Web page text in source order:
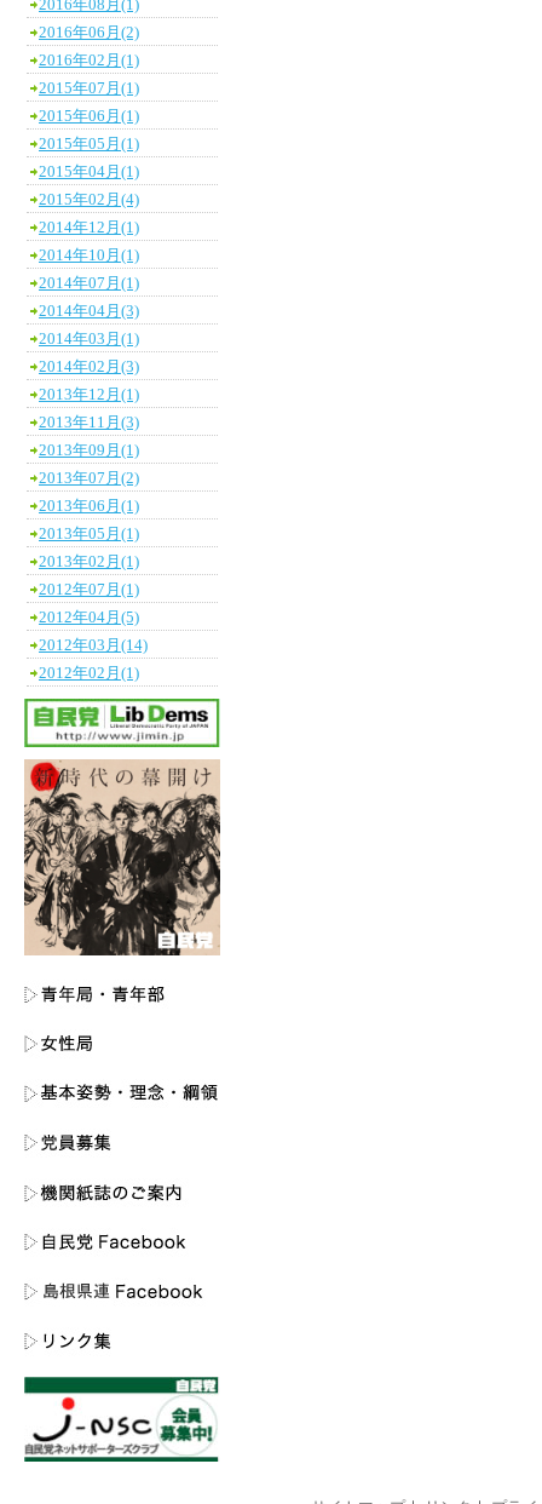
2016年08月(1)
2016年06月(2)
2016年02月(1)
2015年07月(1)
2015年06月(1)
2015年05月(1)
2015年04月(1)
2015年02月(4)
2014年12月(1)
2014年10月(1)
2014年07月(1)
2014年04月(3)
2014年03月(1)
2014年02月(3)
2013年12月(1)
2013年11月(3)
2013年09月(1)
2013年07月(2)
2013年06月(1)
2013年05月(1)
2013年02月(1)
2012年07月(1)
2012年04月(5)
2012年03月(14)
2012年02月(1)